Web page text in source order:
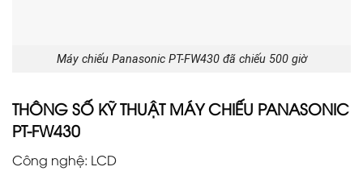
Máy chiếu Panasonic PT-FW430 đã chiếu 500 giờ
THÔNG SỐ KỸ THUẬT MÁY CHIẾU PANASONIC
PT-FW430
Công nghệ: LCD